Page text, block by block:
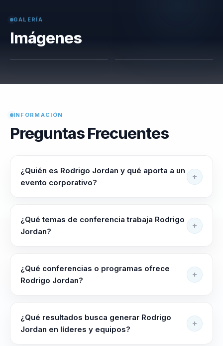
GALERÍA
Imágenes
INFORMACIÓN
Preguntas Frecuentes
¿Quién es Rodrigo Jordan y qué aporta a un
evento corporativo?
responsables de equipos a alinear equipos, elevar
criterio y liderar con claridad en contextos complejos.
experiencias de alto impacto
¿Qué temas de conferencia trabaja Rodrigo
Jordan?
Adaptativo, Liderazgo Bajo Presión, Trabajo en
Equipo, Neurociencia Aplicada, Gestión de Crisis y
¿Qué conferencias o programas ofrece
Rodrigo Jordan?
Entornos VUCA", "Transformación Organizacional a
través del Liderazgo" y "Resiliencia y Adaptabilidad
¿Qué resultados busca generar Rodrigo
Jordan en líderes y equipos?